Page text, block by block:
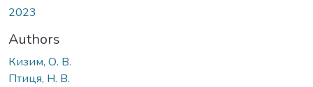
2023
Authors
Кизим, О. В.
Птиця, Н. В.